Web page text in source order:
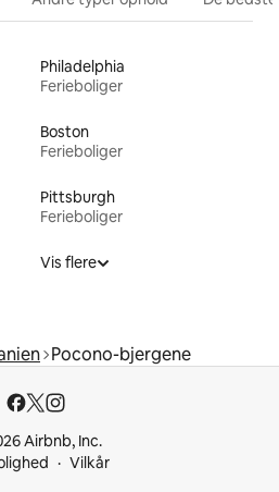
Philadelphia
Ferieboliger
Boston
Ferieboliger
Pittsburgh
Ferieboliger
Vis flere
Pocono-bjergene
Airbnb, Inc.
Vilkår